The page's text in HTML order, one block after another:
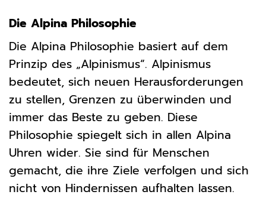
Die Alpina Philosophie
Die Alpina Philosophie basiert auf dem
Prinzip des „Alpinismus“. Alpinismus
bedeutet, sich neuen Herausforderungen
zu stellen, Grenzen zu überwinden und
immer das Beste zu geben. Diese
Philosophie spiegelt sich in allen Alpina
Uhren wider. Sie sind für Menschen
gemacht, die ihre Ziele verfolgen und sich
nicht von Hindernissen aufhalten lassen.